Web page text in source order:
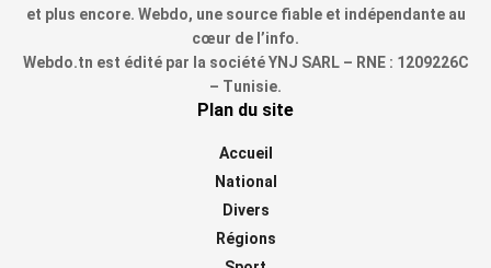
et plus encore. Webdo, une source fiable et indépendante au
cœur de l’info.
Webdo.tn est édité par la société YNJ SARL – RNE : 1209226C
– Tunisie.
Plan du site
Accueil
National
Divers
Régions